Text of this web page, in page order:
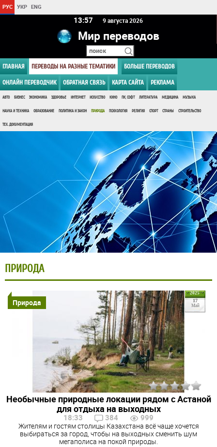
РУС УКР ENG
13 57 9 августа 2026
Мир переводов
ГЛАВНАЯ ПЕРЕВОДЫ НА РАЗНЫЕ ТЕМАТИКИ БОЛЬШЕ ПЕРЕВОДОВ
ОНЛАЙН ПЕРЕВОДЧИК ОБРАТНАЯ СВЯЗЬ КАРТА САЙТА РЕКЛАМА
АВТО БИЗНЕС ЭКОНОМИКА ЗДОРОВЬЕ ИНТЕРНЕТ ИСКУССТВО КИНО ПК, СОФТ ЛИТЕРАТУРА МЕДИЦИНА МУЗЫКА
НАУКА И ТЕХНИКА ОБРАЗОВАНИЕ ПОЛИТИКА И ЗАКОН ПРИРОДА ПСИХОЛОГИЯ РЕЛИГИЯ СПОРТ СТРАНЫ СТРОИТЕЛЬСТВО
ТЕХ. ДОКУМЕНТАЦИЯ
ПРИРОДА
2025
17
Май
Природа
Необычные природные локации рядом с Астаной
для отдыха на выходных
18:33 384 999
Жителям и гостям столицы Казахстана всё чаще хочется
выбираться за город, чтобы на выходных сменить шум
мегаполиса на покой природы.